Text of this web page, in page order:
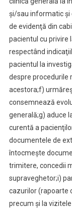
şi/sau informatic şi
de evidenţă din
pacientul cu privire
respectând
pacientul la
despre procedurile
acestora;f)
consemnează
generală;g) aduce
curentă a
documentele de
întocmeşte
trimitere, concedii
supraveghetor;i)
cazurilor (rapoarte
precum şi la